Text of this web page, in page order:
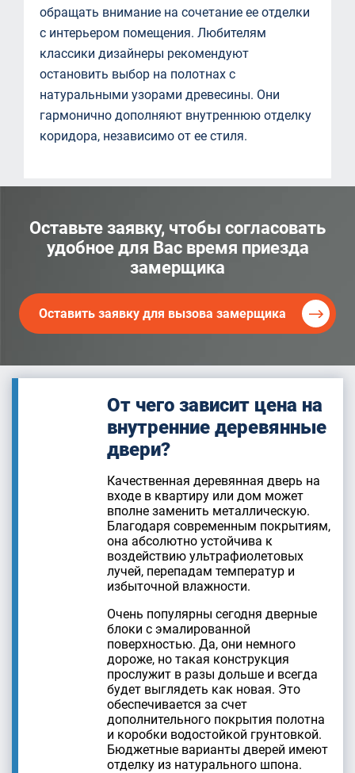
обращать внимание на сочетание ее отделки
с интерьером помещения. Любителям
классики дизайнеры рекомендуют
остановить выбор на полотнах с
натуральными узорами древесины. Они
гармонично дополняют внутреннюю отделку
коридора, независимо от ее стиля.
Оставьте заявку, чтобы согласовать
удобное для Вас время приезда
замерщика
Оставить заявку для вызова замерщика
От чего зависит цена на
внутренние деревянные
двери?
Качественная деревянная дверь на
входе в квартиру или дом может
вполне заменить металлическую.
Благодаря современным покрытиям,
она абсолютно устойчива к
воздействию ультрафиолетовых
лучей, перепадам температур и
избыточной влажности.
Очень популярны сегодня дверные
блоки с эмалированной
поверхностью. Да, они немного
дороже, но такая конструкция
прослужит в разы дольше и всегда
будет выглядеть как новая. Это
обеспечивается за счет
дополнительного покрытия полотна
и коробки водостойкой грунтовкой.
Бюджетные варианты дверей имеют
отделку из натурального шпона.